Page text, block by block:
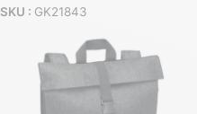
SKU : GK21843